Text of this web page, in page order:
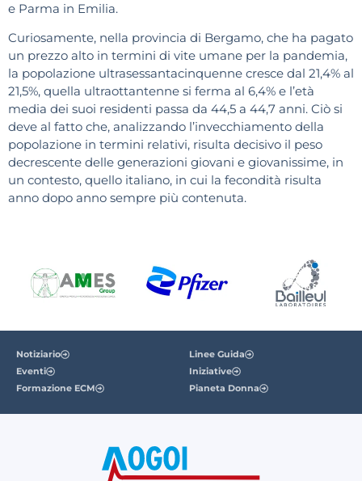
e Parma in Emilia.
Curiosamente, nella provincia di Bergamo, che ha pagato
un prezzo alto in termini di vite umane per la pandemia,
la popolazione ultrasessantacinquenne cresce dal 21,4% al
21,5%, quella ultraottantenne si ferma al 6,4% e l’età
media dei suoi residenti passa da 44,5 a 44,7 anni. Ciò si
deve al fatto che, analizzando l’invecchiamento della
popolazione in termini relativi, risulta decisivo il peso
decrescente delle generazioni giovani e giovanissime, in
un contesto, quello italiano, in cui la fecondità risulta
anno dopo anno sempre più contenuta.
Notiziario
Eventi
Formazione ECM
Linee Guida
Iniziative
Pianeta Donna